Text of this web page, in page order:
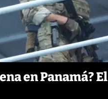
en Panamá? El